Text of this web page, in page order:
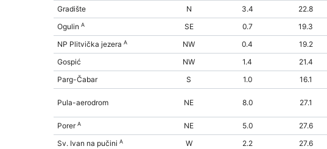
Gradište
N 3.4 22.8
Ogulin A SE 0.7 19.3
NP Plitvička jezera A NW 0.4 19.2
Gospić
NW 1.4 21.4
Parg-Čabar
S 1.0 16.1
Pula-aerodrom NE 8.0 27.1
PorerA NE 5.0 27.6
Sv. Ivan na pučini A W 2.2 27.6